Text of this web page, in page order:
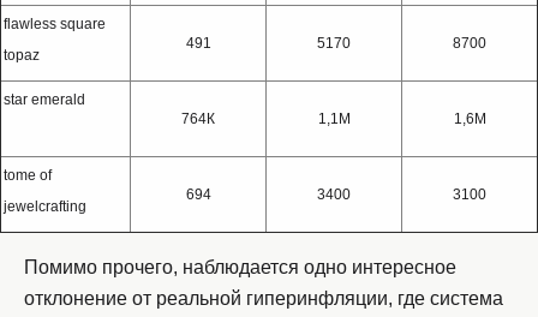
flawless square
topaz
491 5170 8700
star emerald
764К
1,1М 1,6М
tome of
jewelcrafting
694 3400 3100
Помимо прочего, наблюдается одно интересное
отклонение от реальной гиперинфляции, где система